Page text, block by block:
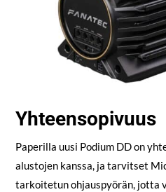
Yhteensopivuus
Paperilla uusi Podium DD on
alustojen kanssa, ja tarvitset
tarkoitetun ohjauspyörän, jotta